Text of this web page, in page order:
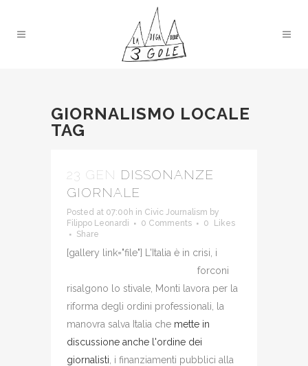
GIORNALISMO LOCALE
TAG
23 GEN DISSONANZE
GIORNALE
Posted at 07:00h in Civic Journalism by
Filippo Leonardi
0 Comments 0
Likes
Share
[gallery link="file"]
L'Italia è in crisi, i
forconi
risalgono lo stivale, Monti lavora per la
riforma degli ordini professionali, la
manovra salva Italia che mette in
discussione anche l'ordine dei
giornalisti , i finanziamenti pubblici alla